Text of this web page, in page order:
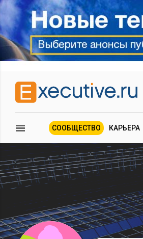
СООБЩЕСТВО КАРЬЕРА